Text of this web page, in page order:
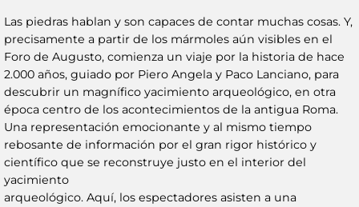
Las piedras hablan y son capaces de contar muchas cosas. Y,
precisamente a partir de los mármoles aún visibles en el
Foro de Augusto, comienza un viaje por la historia de hace
2.000 años, guiado por Piero Angela y Paco Lanciano, para
descubrir un magnífico yacimiento arqueológico, en otra
época centro de los acontecimientos de la antigua Roma.
Una representación emocionante y al mismo tiempo
rebosante de información por el gran rigor histórico y
científico que se reconstruye justo en el interior del
yacimiento
arqueológico. Aquí, los espectadores asisten a una